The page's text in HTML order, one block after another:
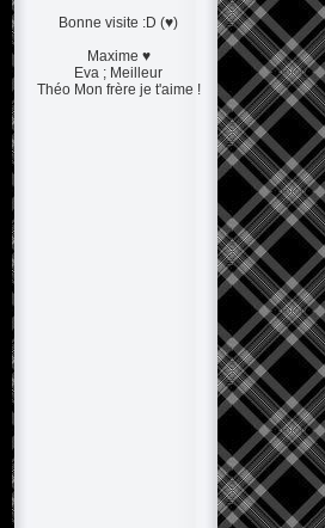
Bonne visite :D (♥)
Maxime ♥
Eva ; Meilleur
Théo Mon frère je t'aime !